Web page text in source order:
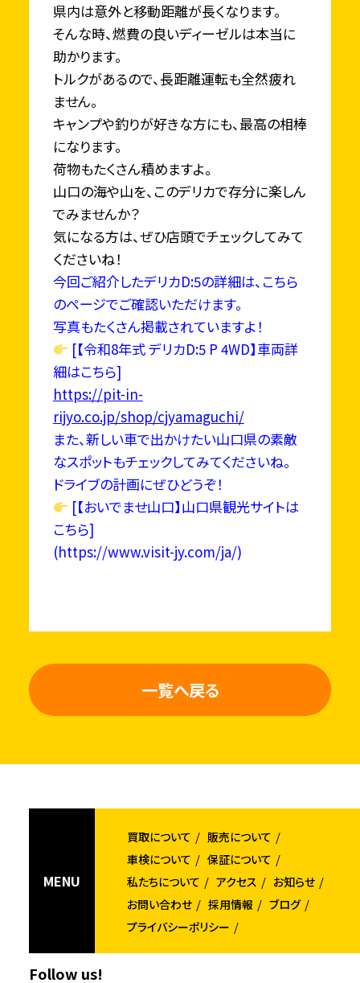
県内は意外と移動距離が長くなります。
そんな時、燃費の良いディーゼルは本当に
助かります。
トルクがあるので、長距離運転も全然疲れ
ません。
キャンプや釣りが好きな方にも、最高の相棒
になります。
荷物もたくさん積めますよ。
山口の海や山を、このデリカで存分に楽しん
でみませんか？
気になる方は、ぜひ店頭でチェックしてみて
くださいね！
今回ご紹介したデリカD:5の詳細は、こちら
のページでご確認いただけます。
写真もたくさん掲載されていますよ！
[【令和8年式 デリカD:5 P 4WD】車両詳
細はこちら]
https://pit-in-
rijyo.co.jp/shop/cjyamaguchi/
また、新しい車で出かけたい山口県の素敵
なスポットもチェックしてみてくださいね。
ドライブの計画にぜひどうぞ！
[【おいでませ山口】山口県観光サイトは
こちら]
(https://www.visit-jy.com/ja/)
一覧へ戻る
MENU
買取について
販売について
車検について
保証について
私たちについて
アクセス
お知らせ
お問い合わせ
採用情報
ブログ
プライバシーポリシー
Follow us!